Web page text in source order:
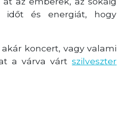
és energiát, hogy
koncert, vagy valami
a várva vártszilveszter